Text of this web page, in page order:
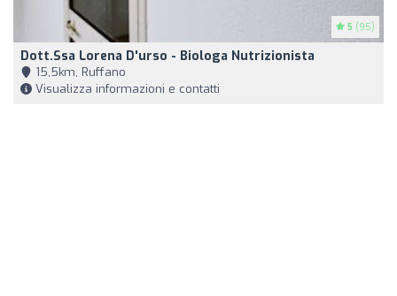
5 (95)
Dott.ssa Lorena D'urso - Biologa Nutrizionista
15,5km, Ruffano
Visualizza informazioni e contatti